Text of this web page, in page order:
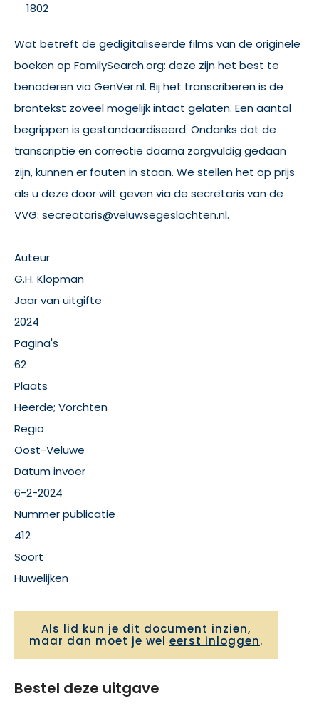
1802
Wat betreft de gedigitaliseerde films van de originele
boeken op FamilySearch.org: deze zijn het best te
benaderen via GenVer.nl. Bij het transcriberen is de
brontekst zoveel mogelijk intact gelaten. Een aantal
begrippen is gestandaardiseerd. Ondanks dat de
transcriptie en correctie daarna zorgvuldig gedaan
zijn, kunnen er fouten in staan. We stellen het op prijs
als u deze door wilt geven via de secretaris van de
VVG: secreataris@veluwsegeslachten.nl.
Auteur
G.H. Klopman
Jaar van uitgifte
2024
Pagina's
62
Plaats
Heerde; Vorchten
Regio
Oost-Veluwe
Datum invoer
6-2-2024
Nummer publicatie
412
Soort
Huwelijken
Als lid kun je dit document inzien,
maar dan moet je wel eerst inloggen.
Bestel deze uitgave